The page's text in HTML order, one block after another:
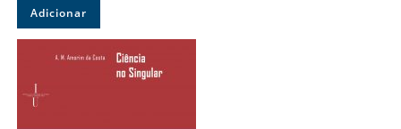
Adicionar